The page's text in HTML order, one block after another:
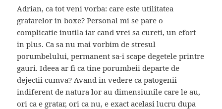
Adrian, ca tot veni vorba: care este utilitatea
gratarelor in boxe? Personal mi se pare o
complicatie inutila iar cand vrei sa cureti, un efort
in plus. Ca sa nu mai vorbim de stresul
porumbelului, permanent sa-i scape degetele printre
gauri. Ideea ar fi ca tine porumbeii departe de
dejectii cumva? Avand in vedere ca patogenii
indiferent de natura lor au dimensiunile care le au,
ori ca e gratar, ori ca nu, e exact acelasi lucru dupa